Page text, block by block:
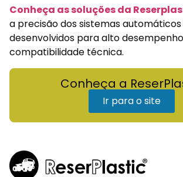
Conheça as soluções da
a precisão dos sistemas
desenvolvidos para alto
compatibilidade técnica.
Conheça a
Ir para o site